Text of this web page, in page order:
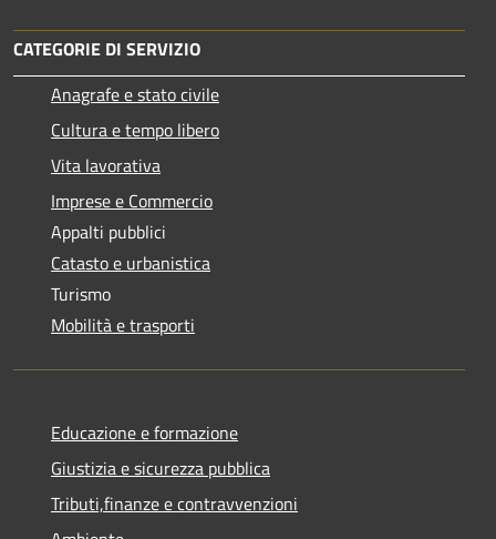
CATEGORIE DI SERVIZIO
Anagrafe e stato civile
Cultura e tempo libero
Vita lavorativa
Imprese e Commercio
Appalti pubblici
Catasto e urbanistica
Turismo
Mobilità e trasporti
Educazione e formazione
Giustizia e sicurezza pubblica
Tributi,finanze e contravvenzioni